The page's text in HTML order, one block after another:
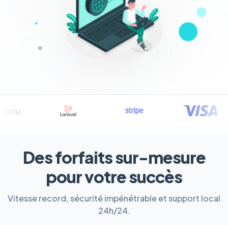
Des forfaits sur-mesure
pour votre succès
Vitesse record, sécurité impénétrable et support local
24h/24.